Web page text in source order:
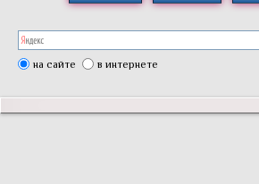
на сайте в интернете